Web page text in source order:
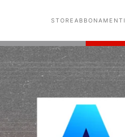
STORE ABBONAMENTI